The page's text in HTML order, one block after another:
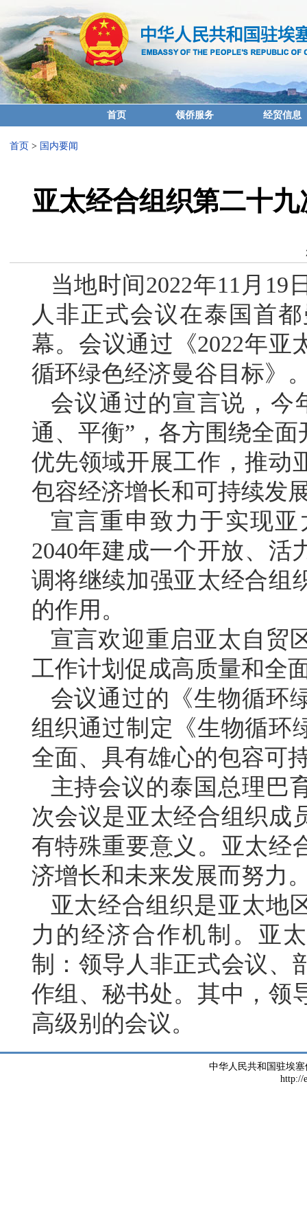
首页 领侨服务 经贸信息
首页 > 国内要闻
亚太经合组织第二十
当地时间2022年11月
人非正式会议在泰国首
幕。会议通过《2022年亚
循环绿色经济曼谷目标》
会议通过的宣言说，今
通、平衡”，各方围绕全
优先领域开展工作，推动
包容经济增长和可持续发
宣言重申致力于实现
2040年建成一个开放、活
调将继续加强亚太经合组
的作用。
宣言欢迎重启亚太自贸
工作计划促成高质量和全
会议通过的《生物循环
组织通过制定《生物循环
全面、具有雄心的包容可
主持会议的泰国总理巴
次会议是亚太经合组织成
有特殊重要意义。亚太经
济增长和未来发展而努力
亚太经合组织是亚太地
力的经济合作机制。亚
制：领导人非正式会议、
作组、秘书处。其中，领
高级别的会议。
中华人民共和国驻埃
http://